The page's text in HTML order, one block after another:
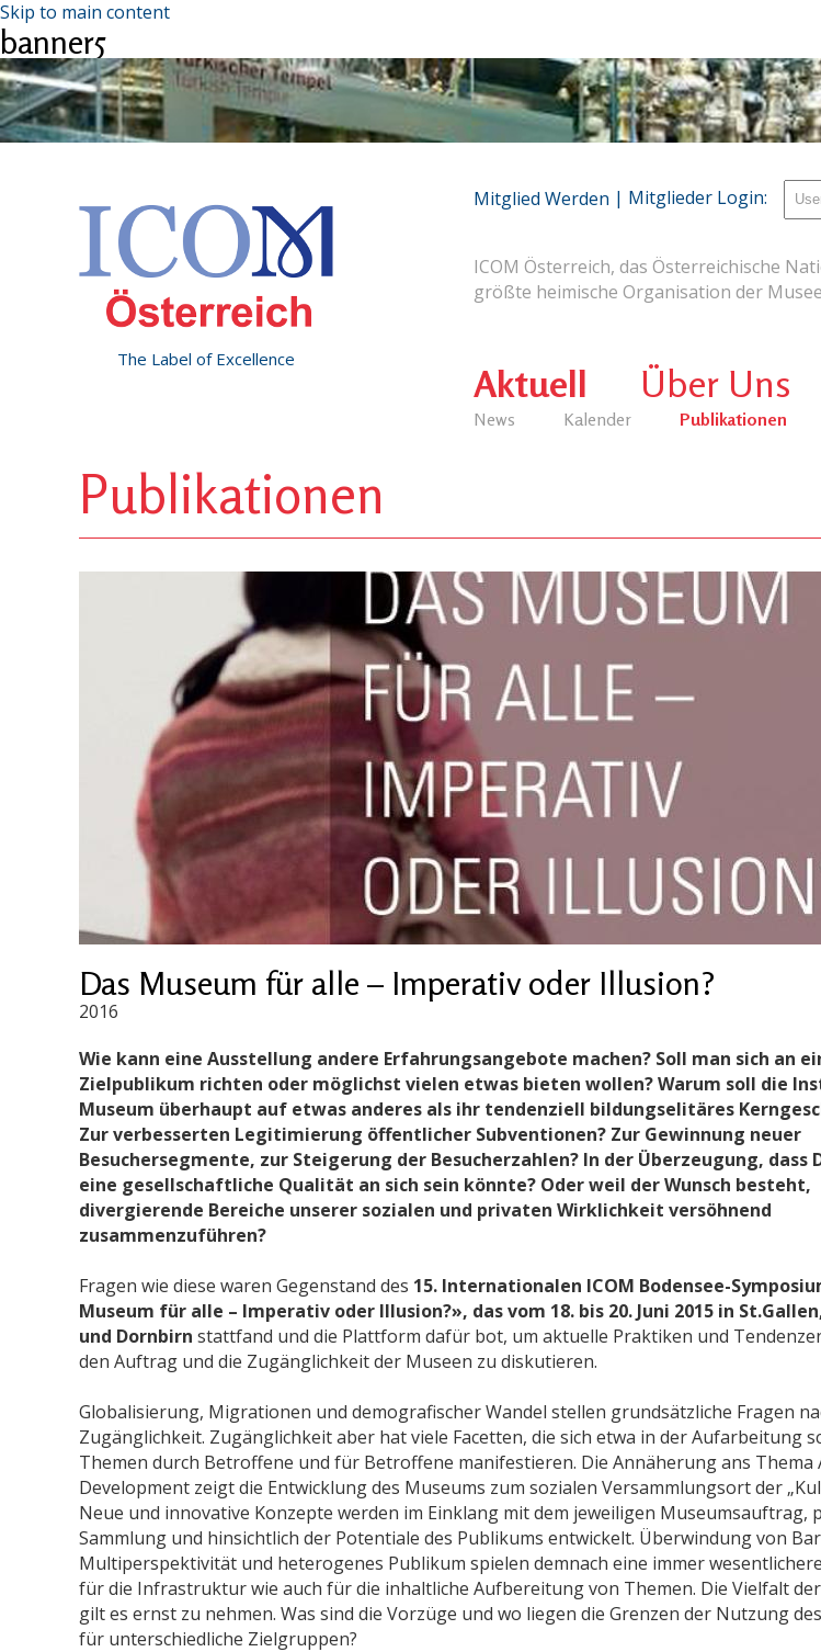
Skip to main content
banner5
The Label of Excellence
ICOM Österreich, das Österreichische
größte heimische Organisation der
Aktuell
News Kalender Publikationen
Über Uns
Mitglied Werden | Mitglieder Login:
Publikationen
Das Museum für alle – Imperativ oder Illusion?
2016
Wie kann eine Ausstellung andere Erfahrungsangebote machen? Soll man sich an
Zielpublikum richten oder möglichst vielen etwas bieten wollen? Warum soll die
Museum überhaupt auf etwas anderes als ihr tendenziell bildungselitäres
Zur verbesserten Legitimierung öffentlicher Subventionen? Zur Gewinnung neuer
Besuchersegmente, zur Steigerung der Besucherzahlen? In der Überzeugung, dass
eine gesellschaftliche Qualität an sich sein könnte? Oder weil der Wunsch besteht,
divergierende Bereiche unserer sozialen und privaten Wirklichkeit versöhnend
zusammenzuführen?
Fragen wie diese waren Gegenstand des 15. Internationalen ICOM Bodensee-
Museum für alle – Imperativ oder Illusion?», das vom 18. bis 20. Juni 2015 in
und Dornbirn stattfand und die Plattform dafür bot, um aktuelle Praktiken und
den Auftrag und die Zugänglichkeit der Museen zu diskutieren.
Globalisierung, Migrationen und demografischer Wandel stellen grundsätzliche Fragen
Zugänglichkeit. Zugänglichkeit aber hat viele Facetten, die sich etwa in der Aufarbeitung
Themen durch Betroffene und für Betroffene manifestieren. Die Annäherung ans Thema
Development zeigt die Entwicklung des Museums zum sozialen Versammlungsort der
Neue und innovative Konzepte werden im Einklang mit dem jeweiligen Museumsauftrag,
Sammlung und hinsichtlich der Potentiale des Publikums entwickelt. Überwindung von
Multiperspektivität und heterogenes Publikum spielen demnach eine immer
für die Infrastruktur wie auch für die inhaltliche Aufbereitung von Themen. Die Vielfalt
gilt es ernst zu nehmen. Was sind die Vorzüge und wo liegen die Grenzen der Nutzung
für unterschiedliche Zielgruppen?